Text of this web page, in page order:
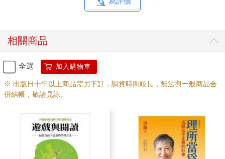
院把已經退休的護理師找回來坐鎮育嬰室，尤其是每天花時間坐
「哭不可以抱，要等到不哭才可以抱」的理論，其實是以前不了
解大腦內部活化情形時的說法，實際上，它是完全不符合大腦發
展原理的。
尋求關愛是天性，過度節制會適得其反
人有被關愛的需求，很小的嬰兒便會去尋求大人注意，若眼睛有
凶相，即使沒有出聲罵他，嬰兒也會恐懼，他會身體僵硬，開始
掙扎。如果父母故意不去看嬰兒眼睛，嬰兒會發出聲音來吸引父
相關商品
全選 加入購物車
※ 出版日十年以上商品需另下訂，調貨時間較長，無法與一般商品合
併結帳，敬請見諒。